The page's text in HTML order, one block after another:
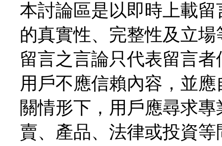
本討論區是以即時上載
的真實性、完整性及立
留言之言論只代表留言
用戶不應信賴內容，並
關情形下，用戶應尋求
賣、產品、法律或投資